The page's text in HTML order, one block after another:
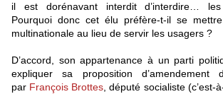
il est dorénavant interdit d’interdire… les
Pourquoi donc cet élu préfère-t-il se
multinationale au lieu de servir les usagers ?
D’accord, son appartenance à un parti
expliquer sa proposition d’amendement
par François Brottes , député socialiste (c’est-